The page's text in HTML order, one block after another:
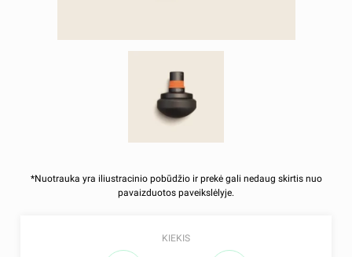
*Nuotrauka yra iliustracinio pobūdžio ir prekė gali nedaug skirtis nuo
pavaizduotos paveikslėlyje.
KIEKIS